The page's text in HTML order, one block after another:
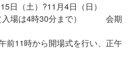
日（土）?11月4日（日）
入場は4時30分まで） 会期
前11時から開場式を行い、正午